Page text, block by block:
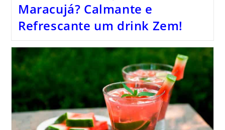
Maracujá? Calmante e
Refrescante um drink Zem!